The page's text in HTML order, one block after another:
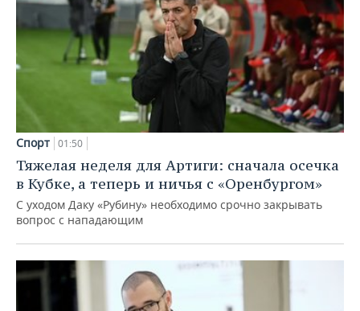
Спорт 01:50
Тяжелая неделя для Артиги: сначала осечка
в Кубке, а теперь и ничья с «Оренбургом»
С уходом Даку «Рубину» необходимо срочно закрывать
вопрос с нападающим